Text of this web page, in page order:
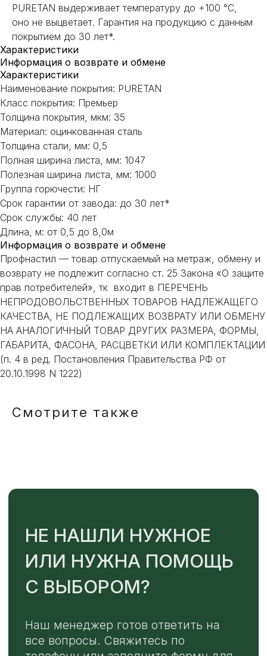
PURETAN выдерживает температуру до +100 °С,
оно не выцветает. Гарантия на продукцию с данным
покрытием до 30 лет*.
Характеристики
Информация о возврате и обмене
Характеристики
Наименование покрытия: PURETAN
Класс покрытия: Премьер
Толщина покрытия, мкм: 35
Материал: оцинкованная сталь
Толщина стали, мм: 0,5
Полная ширина листа, мм: 1047
Полезная ширина листа, мм: 1000
Группа горючести: НГ
Срок гарантии от завода: до 30 лет*
Срок службы: 40 лет
Длина, м: от 0,5 до 8,0м
Информация о возврате и обмене
Профнастил — товар отпускаемый на метраж, обмену и
возврату не подлежит согласно ст. 25 Закона «О защите
прав потребителей», тк входит в ПЕРЕЧЕНЬ
НЕПРОДОВОЛЬСТВЕННЫХ ТОВАРОВ НАДЛЕЖАЩЕГО
КАЧЕСТВА, НЕ ПОДЛЕЖАЩИХ ВОЗВРАТУ ИЛИ ОБМЕНУ
НА АНАЛОГИЧНЫЙ ТОВАР ДРУГИХ РАЗМЕРА, ФОРМЫ,
ГАБАРИТА, ФАСОНА, РАСЦВЕТКИ ИЛИ КОМПЛЕКТАЦИИ
(п. 4 в ред. Постановления Правительства РФ от
20.10.1998 N 1222)
Смотрите также
НЕ НАШЛИ НУЖНОЕ
ИЛИ НУЖНА ПОМОЩЬ
С ВЫБОРОМ?
Или напишите нам напрямую
Наш менеджер готов ответить на
все вопросы. Свяжитесь по
телефону или заполните форму для
индивидуального подбора.
+7
ОТПРАВИТЬ
MAX
TELEGRAM